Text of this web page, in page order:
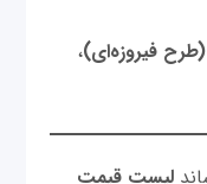
فیروزه‌ای)،
لیست قیمت